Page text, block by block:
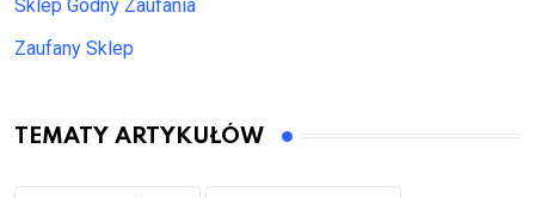
Sklep Godny Zaufania
Zaufany Sklep
TEMATY ARTYKUŁÓW